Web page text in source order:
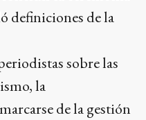
definiciones de la
sobre las
la
de la gestión